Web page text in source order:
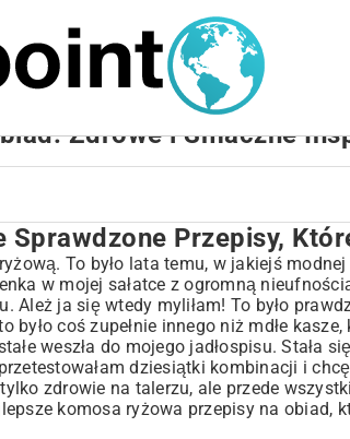
Zdrowe i Smaczne
Które Pokochasz
się w komosie?
godziny
i nie tylko
z komosy
niejadków
Sprawdzone Przepisy,
To było lata temu, w jakiejś
w mojej sałatce z ogromną
Ależ ja się wtedy myliłam! To było
coś zupełnie innego niż mdłe
weszła do mojego jadłospisu. Stała
dziesiątki kombinacji i
zdrowie na talerzu, ale przede
komosa ryżowa przepisy na obiad,